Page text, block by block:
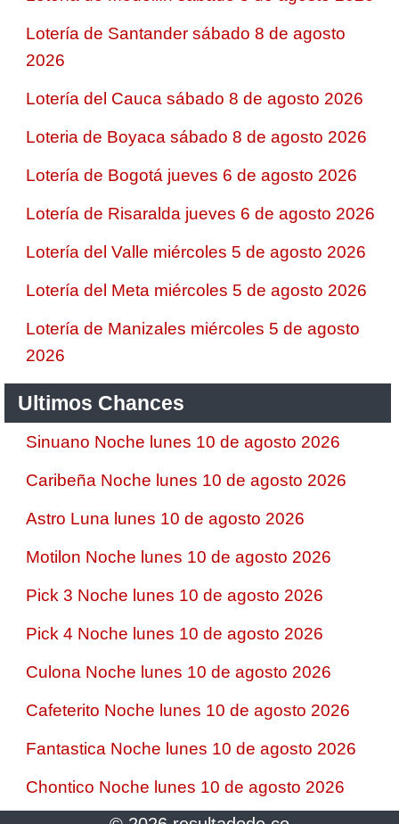
Lotería de Santander sábado 8 de agosto
2026
Lotería del Cauca sábado 8 de agosto 2026
Loteria de Boyaca sábado 8 de agosto 2026
Lotería de Bogotá jueves 6 de agosto 2026
Lotería de Risaralda jueves 6 de agosto 2026
Lotería del Valle miércoles 5 de agosto 2026
Lotería del Meta miércoles 5 de agosto 2026
Lotería de Manizales miércoles 5 de agosto
2026
Ultimos Chances
Sinuano Noche lunes 10 de agosto 2026
Caribeña Noche lunes 10 de agosto 2026
Astro Luna lunes 10 de agosto 2026
Motilon Noche lunes 10 de agosto 2026
Pick 3 Noche lunes 10 de agosto 2026
Pick 4 Noche lunes 10 de agosto 2026
Culona Noche lunes 10 de agosto 2026
Cafeterito Noche lunes 10 de agosto 2026
Fantastica Noche lunes 10 de agosto 2026
Chontico Noche lunes 10 de agosto 2026